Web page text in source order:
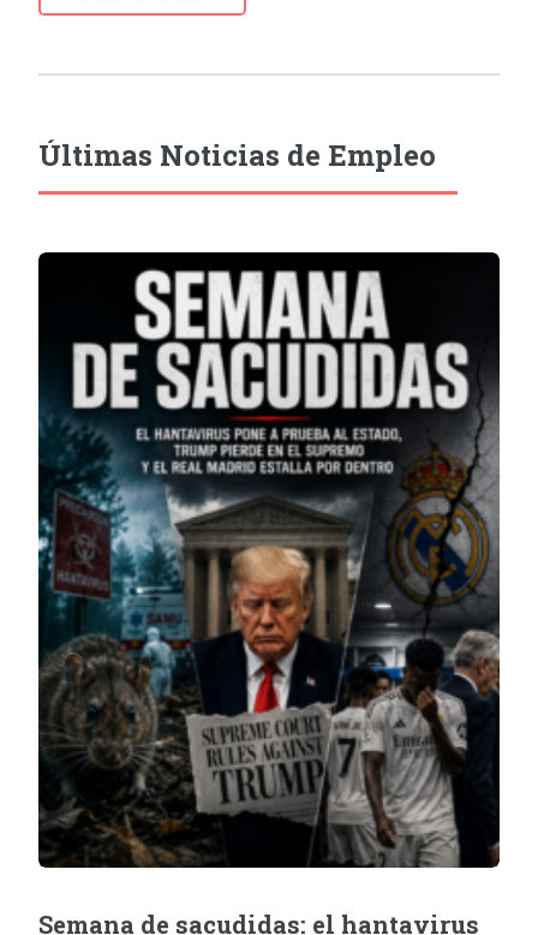
Últimas Noticias de Empleo
Semana de sacudidas: el hantavirus